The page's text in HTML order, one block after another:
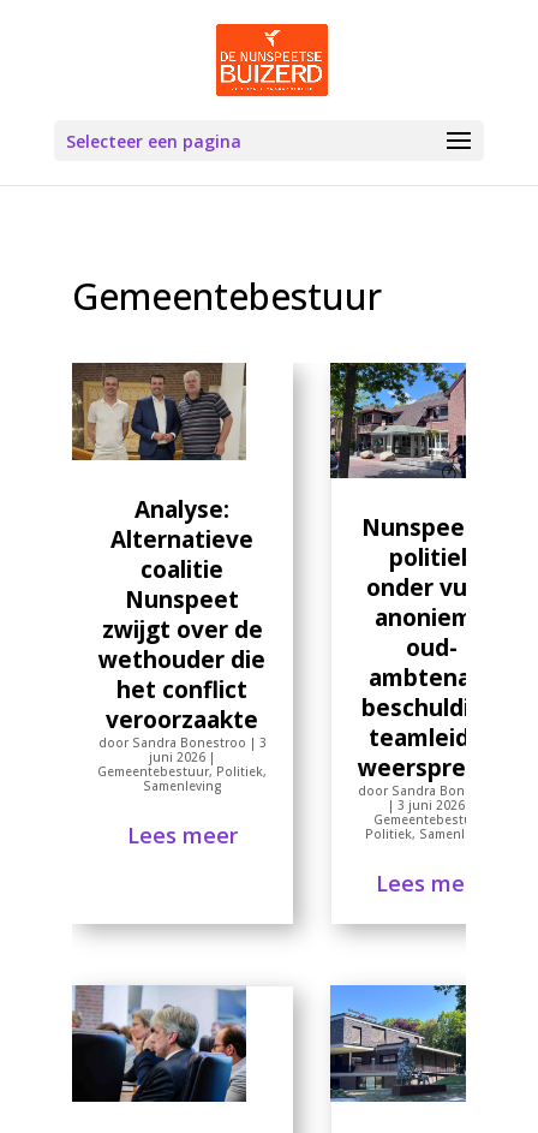
Selecteer een pagina
Gemeentebestuur
Analyse:
Alternatieve
coalitie
Nunspeet
zwijgt over de
wethouder die
het conflict
veroorzaakte
door Sandra Bonestroo | 3
juni 2026 |
Gemeentebestuur, Politiek,
Samenleving
Lees meer
Nunspeetse
politiek
onder vuur:
anonieme
oud-
ambtenaar
beschuldigt,
teamleider
weerspreekt
door Sandra Bonestroo
|3 juni 2026
Gemeentebestuur
Politiek, Samenleving
Lees meer